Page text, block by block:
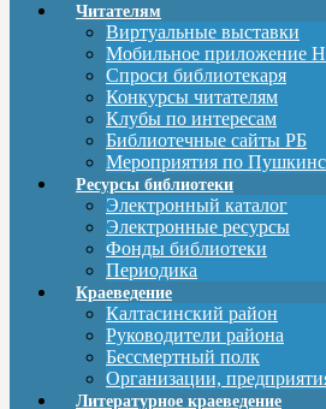
Читателям
Виртуальные выставки
Мобильное приложение
Спроси библиотекаря
Конкурсы читателям
Клубы по интересам
Библиотечные сайты РБ
Мероприятия по
Ресурсы библиотеки
Электронный каталог
Электронные ресурсы
Фонды библиотеки
Периодика
Краеведение
Калтасинский район
Руководители района
Бессмертный полк
Организации,
Литературное краеведение